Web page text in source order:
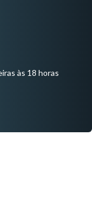
às 18 horas